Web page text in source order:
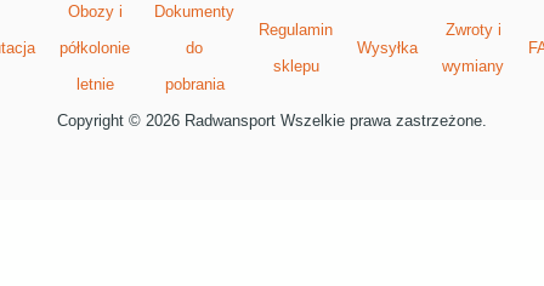
Obozy i
półkolonie
letnie
Dokumenty
do
pobrania
Regulamin
sklepu
Wysyłka
Zwroty i
wymiany
Copyright © 2026 Radwansport Wszelkie prawa zastrzeżone.